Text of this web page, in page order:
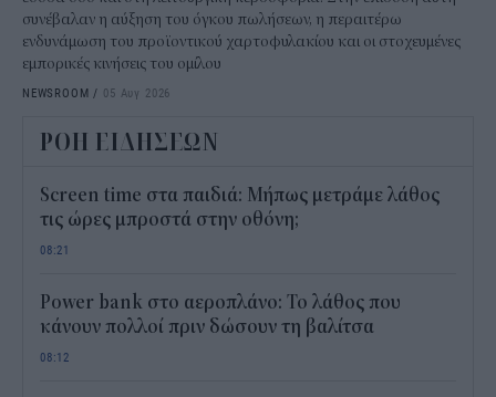
συνέβαλαν η αύξηση του όγκου πωλήσεων, η περαιτέρω
ενδυνάμωση του προϊοντικού χαρτοφυλακίου και οι στοχευμένες
εμπορικές κινήσεις του ομίλου
NEWSROOM / 05 Αυγ 2026
ΡΟΗ ΕΙΔΗΣΕΩΝ
Screen time στα παιδιά: Μήπως μετράμε λάθος
τις ώρες μπροστά στην οθόνη;
08:21
Power bank στο αεροπλάνο: Το λάθος που
κάνουν πολλοί πριν δώσουν τη βαλίτσα
08:12